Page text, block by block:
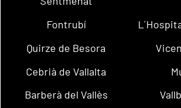
Fontrubí
Quirze de Besora
Cebrià de Vallalta
Barberà del Vallès